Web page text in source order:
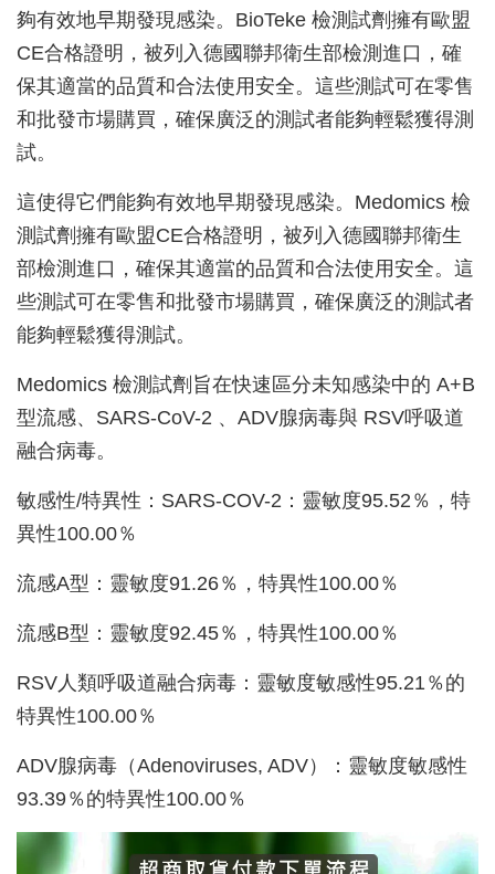
夠有效地早期發現感染。BioTeke 檢測試劑擁有歐盟
CE合格證明，被列入德國聯邦衛生部檢測進口，確
保其適當的品質和合法使用安全。這些測試可在零售
和批發市場購買，確保廣泛的測試者能夠輕鬆獲得測
試。
這使得它們能夠有效地早期發現感染。Medomics 檢
測試劑擁有歐盟CE合格證明，被列入德國聯邦衛生
部檢測進口，確保其適當的品質和合法使用安全。這
些測試可在零售和批發市場購買，確保廣泛的測試者
能夠輕鬆獲得測試。
Medomics 檢測試劑旨在快速區分未知感染中的 A+B
型流感、SARS-CoV-2 、ADV腺病毒與 RSV呼吸道
融合病毒。
敏感性/特異性：SARS-COV-2：靈敏度95.52％，特
異性100.00％
流感A型：靈敏度91.26％，特異性100.00％
流感B型：靈敏度92.45％，特異性100.00％
RSV人類呼吸道融合病毒：靈敏度敏感性95.21％的
特異性100.00％
ADV腺病毒（Adenoviruses, ADV）：靈敏度敏感性
93.39％的特異性100.00％